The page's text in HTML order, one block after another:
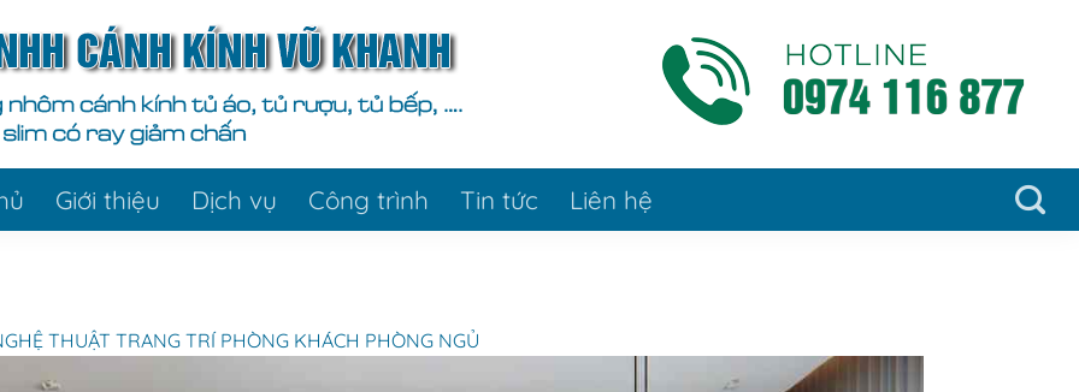
Giới thiệu Dịch vụ Công trình Tin tức Liên hệ
THUẬT TRANG TRÍ PHÒNG KHÁCH PHÒNG NGỦ